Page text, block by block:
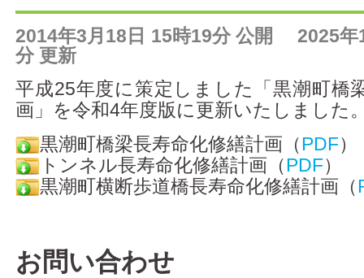
事業者の方へ
電子申請
FAQ
アクセス
2014年3月18日 15時19分 公開 2025年
分 更新
平成25年度に策定しました「黒潮町橋
画」を令和4年度版に更新いたしました
黒潮町橋梁長寿命化修繕計画（PDF）
トンネル長寿命化修繕計画（PDF）
黒潮町横断歩道橋長寿命化修繕計画（
お問い合わせ